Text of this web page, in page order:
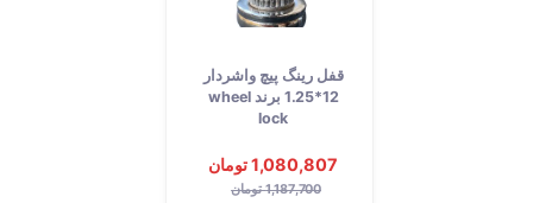
قفل رینگ پیچ واشردار
12*1.25 برند wheel
lock
1,080,807 تومان
1,187,700 تومان